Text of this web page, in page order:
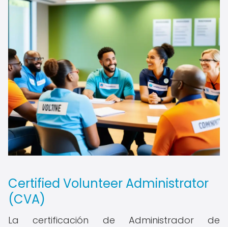
Certified Volunteer Administrator
(CVA)
La certificación de Administrador de